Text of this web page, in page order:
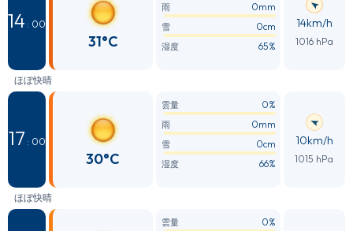
14 : 00
31°C
雨 0mm
雪 0cm
湿度 65%
14km/h
1016 hPa
ほぼ快晴
17 : 00
30°C
雲量 0%
雨 0mm
雪 0cm
湿度 66%
10km/h
1015 hPa
ほぼ快晴
雲量 0%